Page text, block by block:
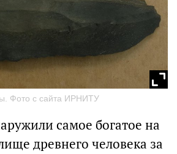
Фото с сайта ИРНИТУ
самое богатое на
древнего человека за